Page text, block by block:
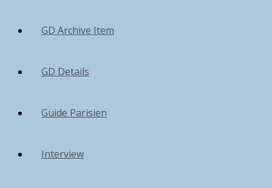
GD Archive Item
GD Details
Guide Parisien
Interview